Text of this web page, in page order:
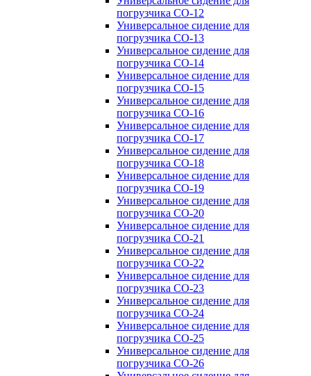
погрузчика CO-12
Универсальное сидение для
погрузчика CO-13
Универсальное сидение для
погрузчика CO-14
Универсальное сидение для
погрузчика CO-15
Универсальное сидение для
погрузчика CO-16
Универсальное сидение для
погрузчика CO-17
Универсальное сидение для
погрузчика CO-18
Универсальное сидение для
погрузчика CO-19
Универсальное сидение для
погрузчика CO-20
Универсальное сидение для
погрузчика CO-21
Универсальное сидение для
погрузчика CO-22
Универсальное сидение для
погрузчика CO-23
Универсальное сидение для
погрузчика CO-24
Универсальное сидение для
погрузчика CO-25
Универсальное сидение для
погрузчика CO-26